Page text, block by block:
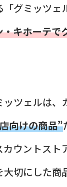
グミッツェ
・キホーテで
ッツェルは
向けの商品”
ウントスト
大切にした